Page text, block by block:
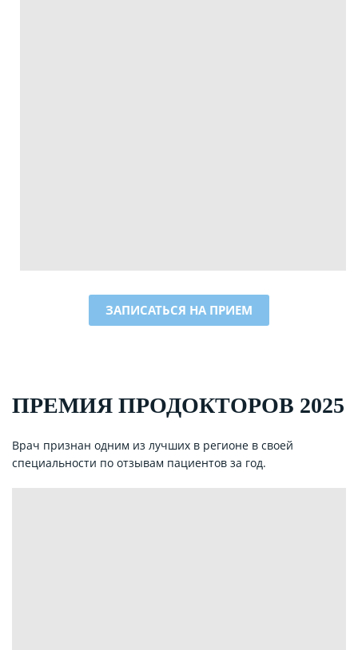
ЗАПИСАТЬСЯ НА ПРИЕМ
ПРЕМИЯ ПРОДОКТОРОВ 2025
Врач признан одним из лучших в регионе в своей
специальности по отзывам пациентов за год.